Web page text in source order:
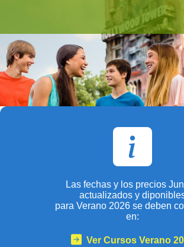
Las fechas y los precios
actualizados y
para Verano 2026 se deben
en:
Ver Cursos Verano